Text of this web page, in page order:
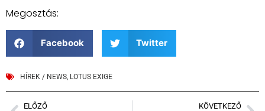
Megosztás:
Facebook Twitter
HÍREK / NEWS, LOTUS EXIGE
ELŐZŐ KÖVETKEZŐ